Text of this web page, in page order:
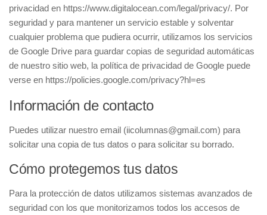
privacidad en https://www.digitalocean.com/legal/privacy/. Por
seguridad y para mantener un servicio estable y solventar
cualquier problema que pudiera ocurrir, utilizamos los servicios
de Google Drive para guardar copias de seguridad automáticas
de nuestro sitio web, la política de privacidad de Google puede
verse en https://policies.google.com/privacy?hl=es
Información de contacto
Puedes utilizar nuestro email (iicolumnas@gmail.com) para
solicitar una copia de tus datos o para solicitar su borrado.
Cómo protegemos tus datos
Para la protección de datos utilizamos sistemas avanzados de
seguridad con los que monitorizamos todos los accesos de